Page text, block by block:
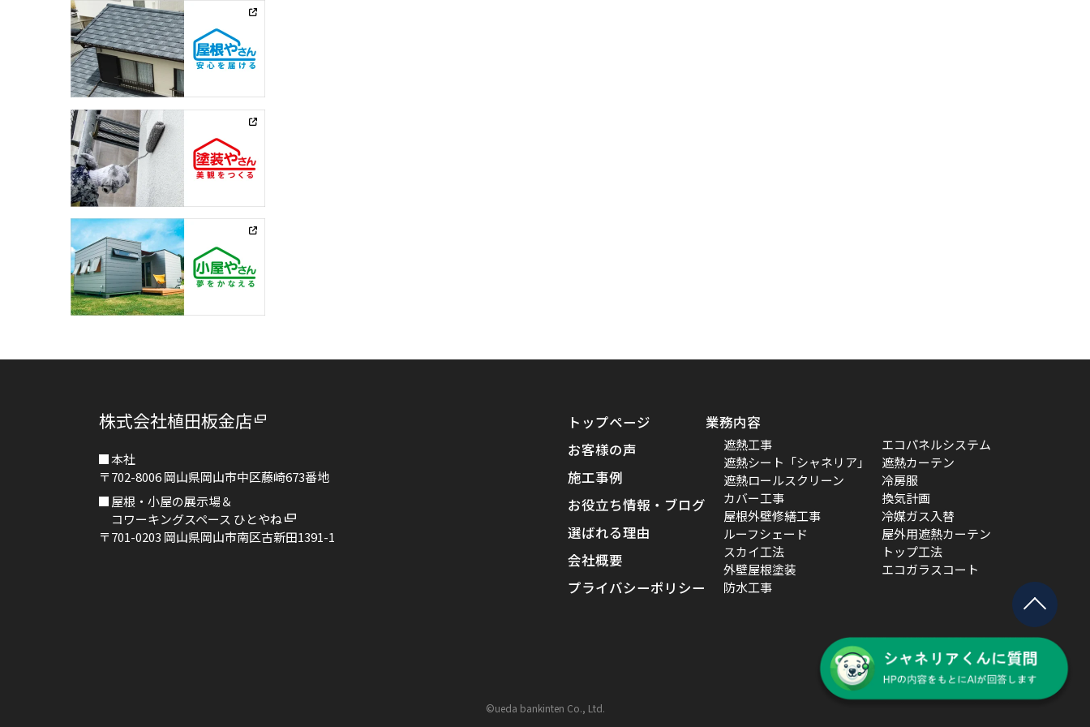
株式会社植田板金店
本社
〒702-8006岡山県岡山市中区藤崎673番地
屋根・小屋の展示場＆
コワーキングスペース ひとやね
〒701-0203 岡山県岡山市南区古新田1391-1
トップページ
お客様の声
施工事例
お役立ち情報・ブログ
選ばれる理由
会社概要
プライバシーポリシー
業務内容
遮熱工事
遮熱シート「シャネリア」
遮熱ロールスクリーン
カバー工事
屋根外壁修繕工事
ルーフシェード
スカイ工法
外壁屋根塗装
防水工事
エコパネルシステム
遮熱カーテン
冷房服
換気計画
冷媒ガス入替
屋外用遮熱カーテン
トップ工法
エコガラスコート
©ueda bankinten Co., Ltd.